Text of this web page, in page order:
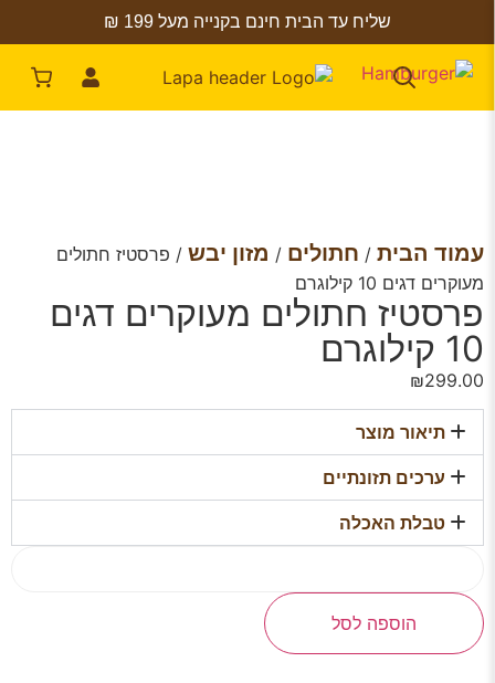
שליח עד הבית חינם בקנייה מעל 199 ₪
עמוד הבית / חתולים / מזון יבש / פרסטיז חתולים
מעוקרים דגים 10 קילוגרם
פרסטיז חתולים מעוקרים דגים
10 קילוגרם
₪299.00
תיאור מוצר
ערכים תזונתיים
טבלת האכלה
הוספה לסל